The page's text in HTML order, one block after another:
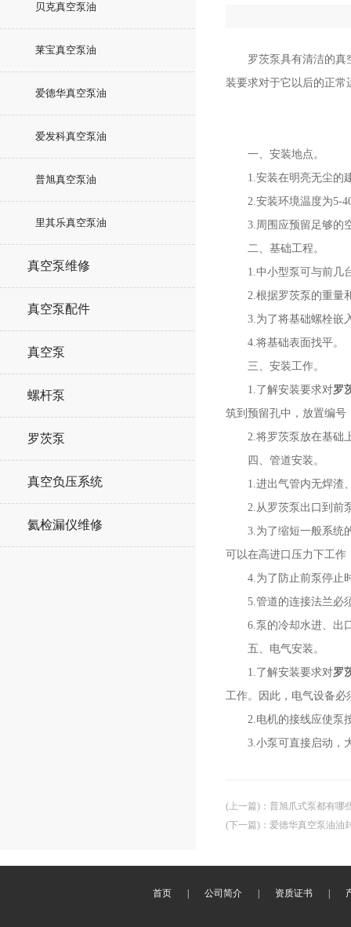
贝克真空泵油
莱宝真空泵油
爱德华真空泵油
爱发科真空泵油
普旭真空泵油
里其乐真空泵油
真空泵维修
真空泵配件
真空泵
螺杆泵
罗茨泵
真空负压系统
氦检漏仪维修
罗茨泵具有清洁的真空
装要求对于它以后的正常
一、安装地点。
1.安装在明亮无尘的
2.安装环境温度为5-
3.周围应预留足够的空
二、基础工程。
1.中小型泵可与前几台
2.根据罗茨泵的重量和
3.为了将基础螺栓嵌入
4.将基础表面找平。
三、安装工作。
1.了解安装要求对罗
筑到预留孔中，放置编号
2.将罗茨泵放在基础上
四、管道安装。
1.进出气管内无焊渣、
2.从罗茨泵出口到前泵
3.为了缩短一般系统的
可以在高进口压力下工作
4.为了防止前泵停止时
5.管道的连接法兰必须
6.泵的冷却水进、出口
五、电气安装。
1.了解安装要求对罗
工作。因此，电气设备
2.电机的接线应使泵
3.小泵可直接启动，
(上一篇) ： 普旭爪式泵都有哪
(下一篇) ： 爱德华真空泵油油
首页 | 公司简介 | 资质证书 |